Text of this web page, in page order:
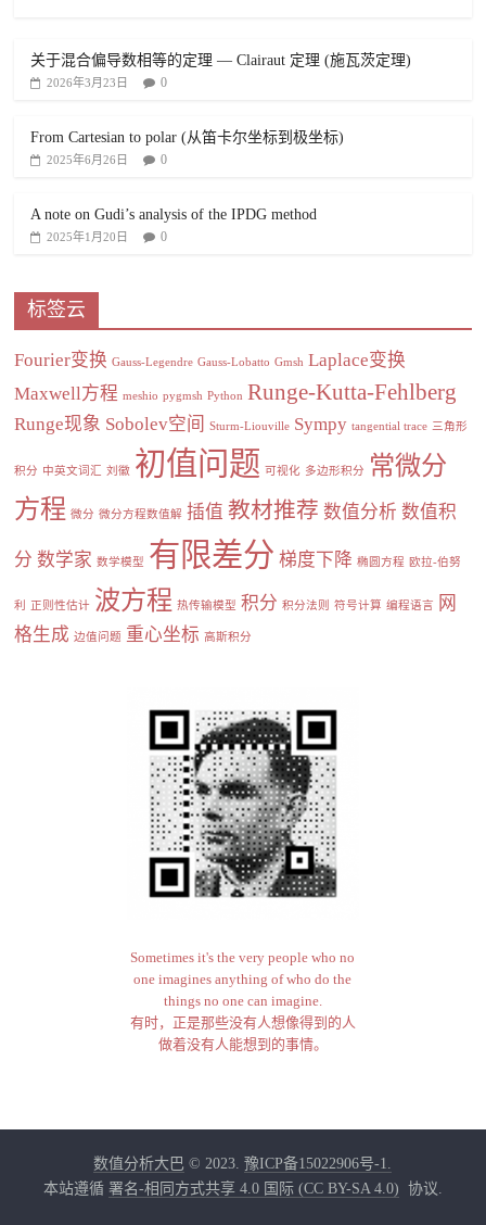
关于混合偏导数相等的定理 — Clairaut 定理 (施瓦茨定理)
2026年3月23日 0
From Cartesian to polar (从笛卡尔坐标到极坐标)
2025年6月26日 0
A note on Gudi’s analysis of the IPDG method
2025年1月20日 0
标签云
Fourier变换 Gauss-Legendre Gauss-Lobatto Gmsh Laplace变换
Maxwell方程 meshio pygmsh Python Runge-Kutta-Fehlberg
Runge现象 Sobolev空间 Sturm-Liouville Sympy tangential trace 三角形
积分 中英文词汇 刘徽 初值问题 可视化 多边形积分
常微分
方程 微分 微分方程数值解 插值 教材推荐 数值分析 数值积
分 数学家 数学模型 有限差分 梯度下降 椭圆方程 欧拉-伯努
利 正则性估计 波方程 热传输模型 积分 积分法则 符号计算 编程语言
网
格生成 边值问题 重心坐标 高斯积分
Sometimes it's the very people who no
one imagines anything of who do the
things no one can imagine.
有时，正是那些没有人想像得到的人
做着没有人能想到的事情。
数值分析大巴 © 2023.豫ICP备15022906号-1.
本站遵循 署名-相同方式共享 4.0 国际 (CC BY-SA 4.0) 协议.